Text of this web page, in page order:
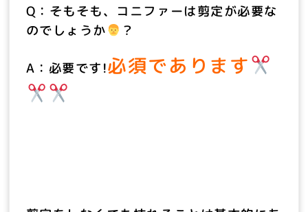
Q：そもそも、コニファーは剪定が必要な
のでしょうか
？
A：必要です!必須であります